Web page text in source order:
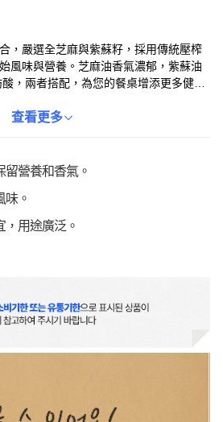
，嚴選全芝麻與紫蘇籽，採用傳統壓榨
風味與營養。芝麻油香氣濃郁，紫蘇油
，兩者搭配，為您的餐桌增添更多健康
家也能輕鬆享受道地美味，為家人烹調
查看更多
營養和香氣。
味。
用途廣泛。